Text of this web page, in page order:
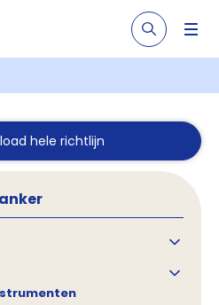
hele richtlijn